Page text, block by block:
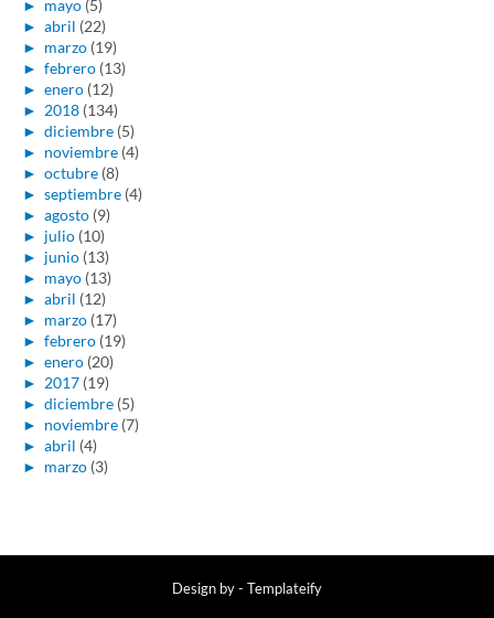
► mayo (5)
► abril (22)
► marzo (19)
► febrero (13)
► enero (12)
► 2018 (134)
► diciembre (5)
► noviembre (4)
► octubre (8)
► septiembre (4)
► agosto (9)
► julio (10)
► junio (13)
► mayo (13)
► abril (12)
► marzo (17)
► febrero (19)
► enero (20)
► 2017 (19)
► diciembre (5)
► noviembre (7)
► abril (4)
► marzo (3)
Design by - Templateify